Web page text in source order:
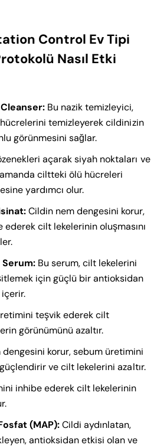
Control Ev Tipi
Nasıl Etki
Bu nazik temizleyici,
hücrelerini temizleyerek cildinizin
görünmesini sağlar.
açarak siyah noktaları ve
ciltteki ölü hücreleri
yardımcı olur.
Cildin nem dengesini korur,
cilt lekelerinin oluşmasını
Serum: Bu serum, cilt lekelerini
için güçlü bir antioksidan
içerir.
teşvik ederek cilt
görünümünü azaltır.
korur, sebum üretimini
ve cilt lekelerini azaltır.
inhibe ederek cilt lekelerinin
(MAP):Cildi aydınlatan,
antioksidan etkisi olan ve